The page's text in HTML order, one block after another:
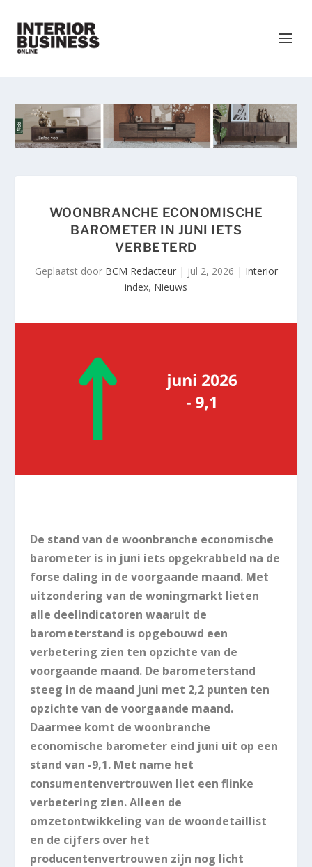
WOONBRANCHE ECONOMISCHE
BAROMETER IN JUNI IETS
VERBETERD
Geplaatst door BCM Redacteur| jul 2, 2026 | Interior
index, Nieuws
De stand van de woonbranche economische
barometer is in juni iets opgekrabbeld na de
forse daling in de voorgaande maand. Met
uitzondering van de woningmarkt lieten
alle deelindicatoren waaruit de
barometerstand is opgebouwd een
verbetering zien ten opzichte van de
voorgaande maand. De barometerstand
steeg in de maand juni met 2,2 punten ten
opzichte van de voorgaande maand.
Daarmee komt de woonbranche
economische barometer eind juni uit op een
stand van -9,1. Met name het
consumentenvertrouwen liet een flinke
verbetering zien. Alleen de
omzetontwikkeling van de woondetaillist
en de cijfers over het
producentenvertrouwen zijn nog licht